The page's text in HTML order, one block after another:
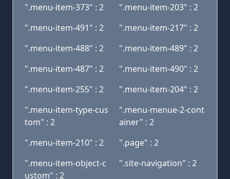
".menu-item-373" : 2
".menu-item-203" : 2
".menu-item-491" : 2
".menu-item-217" : 2
".menu-item-488" : 2
".menu-item-489" : 2
".menu-item-487" : 2
".menu-item-490" : 2
".menu-item-255" : 2
".menu-item-204" : 2
".menu-item-type-cus
tom" : 2
".menu-menue-2-cont
ainer" : 2
".menu-item-210" : 2
".page" : 2
".menu-item-object-c
ustom" : 2
".site-navigation" : 2